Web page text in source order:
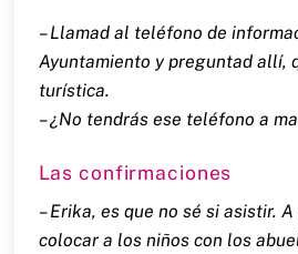
– Llamad al teléfono de
Ayuntamiento y preguntad allí,
turística.
– ¿No tendrás ese teléfono a
Las confirmaciones
– Erika, es que no sé si asistir.
colocar a los niños con los